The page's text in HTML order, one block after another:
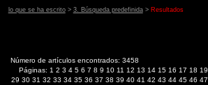
lo que se ha escrito> 3. Búsqueda predefinida> Resultados
Número de artículos encontrados: 3458
Páginas: 1 2 3 4 5 6 7 8 9 10 11 12 13 14 15 16 17 18 19
29 30 31 32 33 34 35 36 37 38 39 40 41 42 43 44 45 46 47